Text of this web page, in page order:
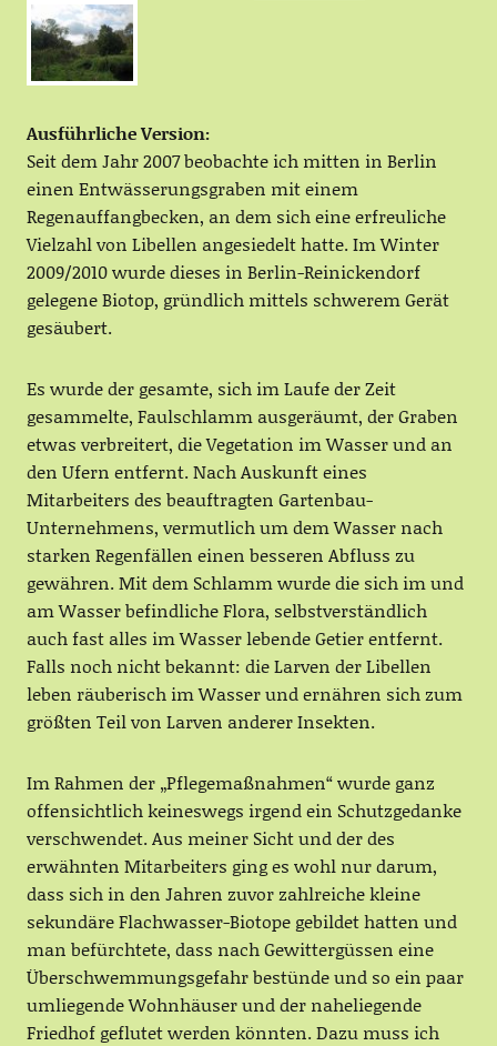
Ausführliche Version:
Seit dem Jahr 2007 beobachte ich mitten in Berlin
einen Entwässerungsgraben mit einem
Regenauffangbecken, an dem sich eine erfreuliche
Vielzahl von Libellen angesiedelt hatte. Im Winter
2009/2010 wurde dieses in Berlin-Reinickendorf
gelegene Biotop, gründlich mittels schwerem Gerät
gesäubert.
Es wurde der gesamte, sich im Laufe der Zeit
gesammelte, Faulschlamm ausgeräumt, der Graben
etwas verbreitert, die Vegetation im Wasser und an
den Ufern entfernt. Nach Auskunft eines
Mitarbeiters des beauftragten Gartenbau-
Unternehmens, vermutlich um dem Wasser nach
starken Regenfällen einen besseren Abfluss zu
gewähren. Mit dem Schlamm wurde die sich im und
am Wasser befindliche Flora, selbstverständlich
auch fast alles im Wasser lebende Getier entfernt.
Falls noch nicht bekannt: die Larven der Libellen
leben räuberisch im Wasser und ernähren sich zum
größten Teil von Larven anderer Insekten.
Im Rahmen der „Pflegemaßnahmen“ wurde ganz
offensichtlich keineswegs irgend ein Schutzgedanke
verschwendet. Aus meiner Sicht und der des
erwähnten Mitarbeiters ging es wohl nur darum,
dass sich in den Jahren zuvor zahlreiche kleine
sekundäre Flachwasser-Biotope gebildet hatten und
man befürchtete, dass nach Gewittergüssen eine
Überschwemmungsgefahr bestünde und so ein paar
umliegende Wohnhäuser und der naheliegende
Friedhof geflutet werden könnten. Dazu muss ich